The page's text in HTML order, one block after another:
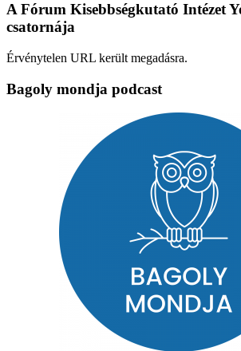
A Fórum Kisebbségkutató Intézet
csatornája
Érvénytelen URL került megadásra.
Bagoly mondja podcast